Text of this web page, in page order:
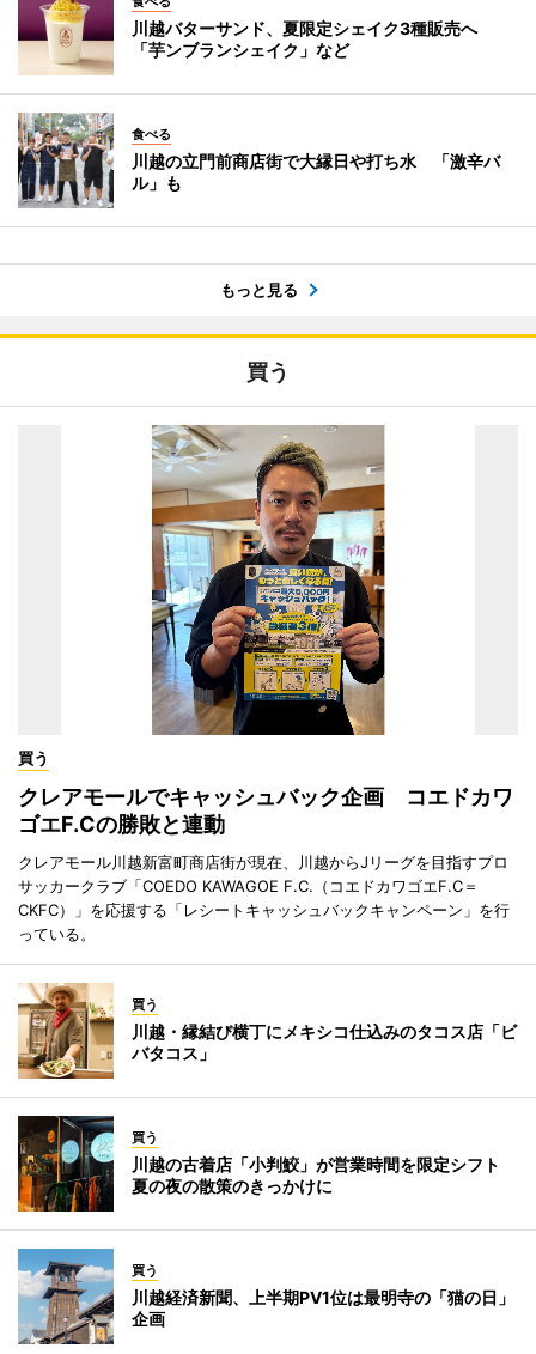
川越バターサンド、夏限定シェイク3種販売へ
「芋ンブランシェイク」など
食べる
川越の立門前商店街で大縁日や打ち水 「激辛バ
ル」も
もっと見る
買う
買う
クレアモールでキャッシュバック企画 コエドカワ
ゴエF.Cの勝敗と連動
クレアモール川越新富町商店街が現在、川越からJリーグを目指すプロ
サッカークラブ「COEDO KAWAGOE F.C.（コエドカワゴエF.C＝
CKFC）」を応援する「レシートキャッシュバックキャンペーン」を行
っている。
買う
川越・縁結び横丁にメキシコ仕込みのタコス店「ビ
バタコス」
買う
川越の古着店「小判鮫」が営業時間を限定シフト
夏の夜の散策のきっかけに
買う
川越経済新聞、上半期PV1位は最明寺の「猫の日」
企画